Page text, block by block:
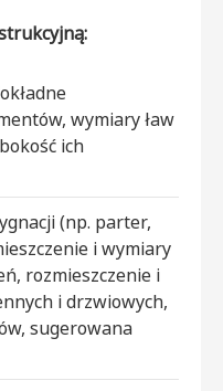
wymiary ław
ich
(np. parter,
i wymiary
rozmieszczenie i
i drzwiowych,
sugerowana